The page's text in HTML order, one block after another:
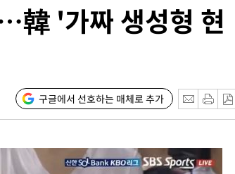
韓 '가짜 생성형 현
구글에서 선호하는 매체로 추가